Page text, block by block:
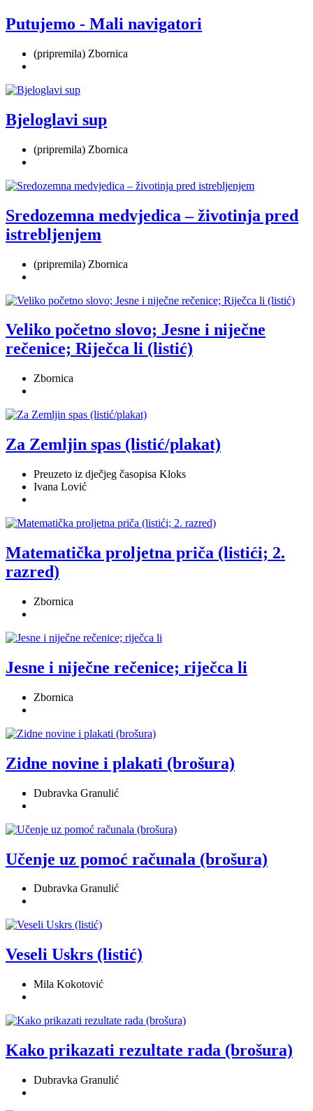
Putujemo - Mali navigatori
(pripremila) Zbornica
Bjeloglavi sup
(pripremila) Zbornica
Sredozemna medvjedica – životinja pred
istrebljenjem
(pripremila) Zbornica
Veliko početno slovo; Jesne i niječne
rečenice; Riječca li (listić)
Zbornica
Za Zemljin spas (listić/plakat)
Preuzeto iz dječjeg časopisa Kloks
Ivana Lović
Matematička proljetna priča (listići; 2.
razred)
Zbornica
Jesne i niječne rečenice; riječca li
Zbornica
Zidne novine i plakati (brošura)
Dubravka Granulić
Učenje uz pomoć računala (brošura)
Dubravka Granulić
Veseli Uskrs (listić)
Mila Kokotović
Kako prikazati rezultate rada (brošura)
Dubravka Granulić